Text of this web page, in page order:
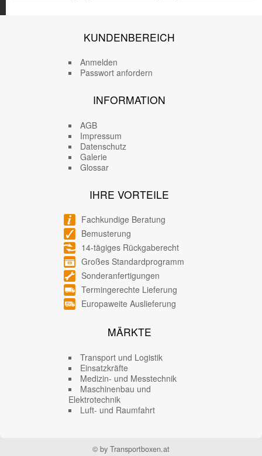
KUNDENBEREICH
Anmelden
Passwort anfordern
INFORMATION
AGB
Impressum
Datenschutz
Galerie
Glossar
IHRE VORTEILE
Fachkundige Beratung
Bemusterung
14-tägiges Rückgaberecht
Großes Standardprogramm
Sonderanfertigungen
Termingerechte Lieferung
Europaweite Auslieferung
MÄRKTE
Transport und Logistik
Einsatzkräfte
Medizin- und Messtechnik
Maschinenbau und
Elektrotechnik
Luft- und Raumfahrt
© by Transportboxen.at